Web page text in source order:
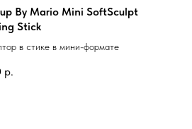
By Mario Mini SoftSculpt
Stick
в стике в мини-формате
р.